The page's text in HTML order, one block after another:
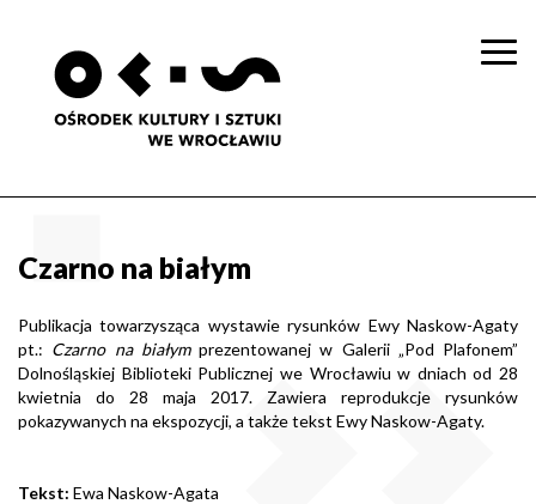
Czarno na białym
Publikacja towarzysząca wystawie rysunków Ewy Naskow-Agaty
pt.: Czarno na białymprezentowanej w Galerii „Pod Plafonem”
Dolnośląskiej Biblioteki Publicznej we Wrocławiu w dniach od 28
kwietnia do 28 maja 2017. Zawiera reprodukcje rysunków
pokazywanych na ekspozycji, a także tekst Ewy Naskow-Agaty.
Tekst: Ewa Naskow-Agata